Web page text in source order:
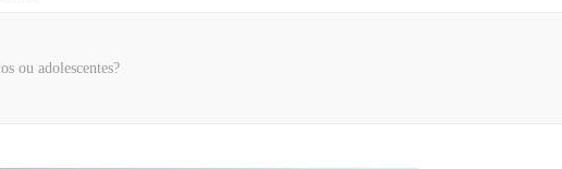
ou adolescentes?